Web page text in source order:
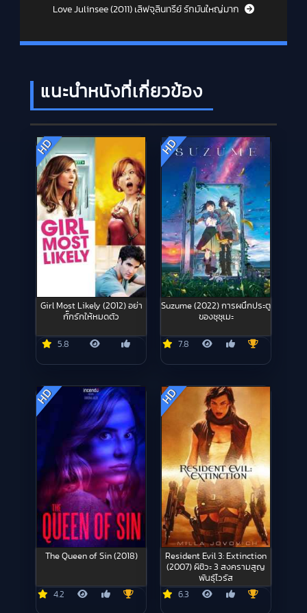
Love Julinsee (2011) เลิฟจุลินทรีย์ รักมันใหญ่มาก
แนะนำหนังที่เกี่ยวข้อง
HD
Girl Most Likely (2012) อย่า
กั๊กรักให้หมดตัว
5.8
HD
Suzume (2022) การผนึกประตู
ของซุซุเมะ
7.8
HD
The Queen of Sin (2018)
4.2
HD
Resident Evil 3: Extinction
(2007) ผีชีวะ 3 สงครามสูญ
พันธุ์ไวรัส
6.3